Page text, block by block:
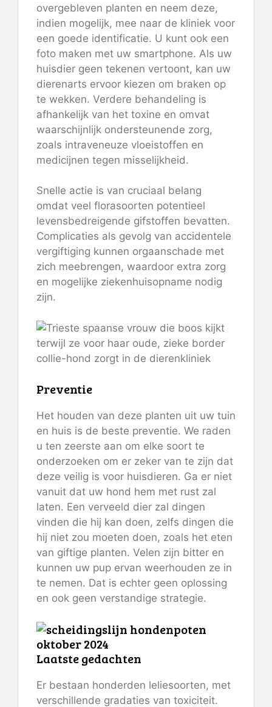
overgebleven planten en neem deze,
indien mogelijk, mee naar de kliniek voor
een goede identificatie. U kunt ook een
foto maken met uw smartphone. Als uw
huisdier geen tekenen vertoont, kan uw
dierenarts ervoor kiezen om braken op
te wekken. Verdere behandeling is
afhankelijk van het toxine en omvat
waarschijnlijk ondersteunende zorg,
zoals intraveneuze vloeistoffen en
medicijnen tegen misselijkheid.
Snelle actie is van cruciaal belang
omdat veel florasoorten potentieel
levensbedreigende gifstoffen bevatten.
Complicaties als gevolg van accidentele
vergiftiging kunnen orgaanschade met
zich meebrengen, waardoor extra zorg
en mogelijke ziekenhuisopname nodig
zijn.
Preventie
Het houden van deze planten uit uw tuin
en huis is de beste preventie. We raden
u ten zeerste aan om elke soort te
onderzoeken om er zeker van te zijn dat
deze veilig is voor huisdieren. Ga er niet
vanuit dat uw hond hem met rust zal
laten. Een verveeld dier zal dingen
vinden die hij kan doen, zelfs dingen die
hij niet zou moeten doen, zoals het eten
van giftige planten. Velen zijn bitter en
kunnen uw pup ervan weerhouden ze in
te nemen. Dat is echter geen oplossing
en ook geen verstandige strategie.
Laatste gedachten
Er bestaan ​​honderden leliesoorten, met
verschillende gradaties van toxiciteit.